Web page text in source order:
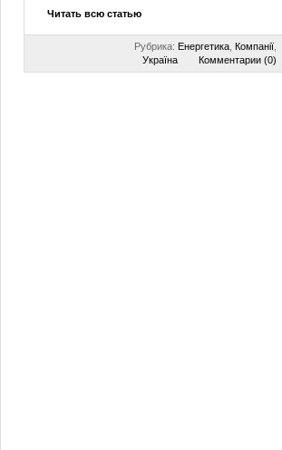
Читать всю статью
Рубрика: Енергетика Компанії
Україна
Комментарии (0)